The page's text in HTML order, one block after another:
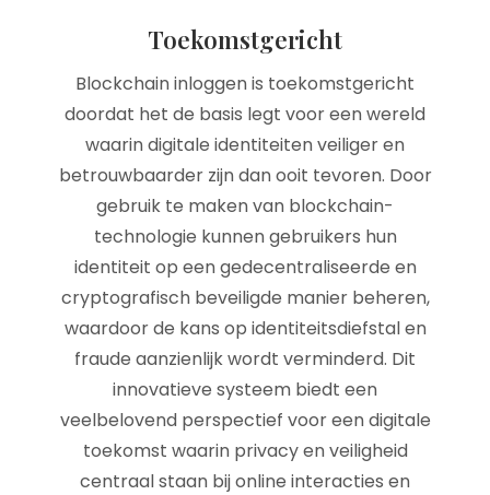
Toekomstgericht
Blockchain inloggen is toekomstgericht
doordat het de basis legt voor een wereld
waarin digitale identiteiten veiliger en
betrouwbaarder zijn dan ooit tevoren. Door
gebruik te maken van blockchain-
technologie kunnen gebruikers hun
identiteit op een gedecentraliseerde en
cryptografisch beveiligde manier beheren,
waardoor de kans op identiteitsdiefstal en
fraude aanzienlijk wordt verminderd. Dit
innovatieve systeem biedt een
veelbelovend perspectief voor een digitale
toekomst waarin privacy en veiligheid
centraal staan bij online interacties en